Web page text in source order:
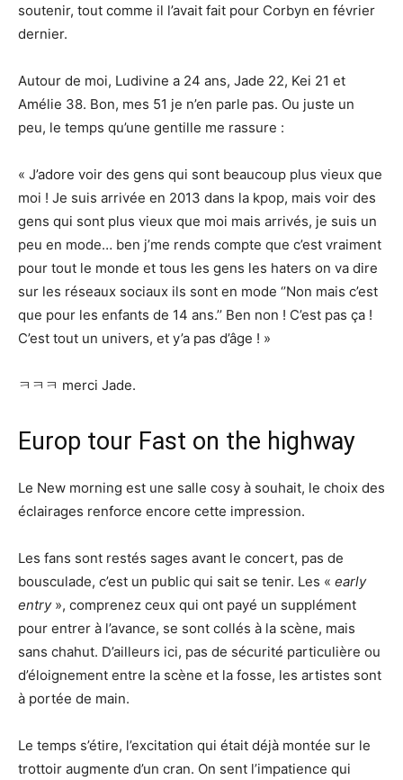
soutenir, tout comme il l’avait fait pour Corbyn en février
dernier.
Autour de moi, Ludivine a 24 ans, Jade 22, Kei 21 et
Amélie 38. Bon, mes 51 je n’en parle pas. Ou juste un
peu, le temps qu’une gentille me rassure :
« J’adore voir des gens qui sont beaucoup plus vieux que
moi ! Je suis arrivée en 2013 dans la kpop, mais voir des
gens qui sont plus vieux que moi mais arrivés, je suis un
peu en mode… ben j’me rends compte que c’est vraiment
pour tout le monde et tous les gens les haters on va dire
sur les réseaux sociaux ils sont en mode ‘’Non mais c’est
que pour les enfants de 14 ans.’’ Ben non ! C’est pas ça !
C’est tout un univers, et y’a pas d’âge ! »
ㅋㅋㅋ merci Jade.
Europ tour Fast on the highway
Le New morning est une salle cosy à souhait, le choix des
éclairages renforce encore cette impression.
Les fans sont restés sages avant le concert, pas de
bousculade, c’est un public qui sait se tenir. Les « early
entry», comprenez ceux qui ont payé un supplément
pour entrer à l’avance, se sont collés à la scène, mais
sans chahut. D’ailleurs ici, pas de sécurité particulière ou
d’éloignement entre la scène et la fosse, les artistes sont
à portée de main.
Le temps s’étire, l’excitation qui était déjà montée sur le
trottoir augmente d’un cran. On sent l’impatience qui